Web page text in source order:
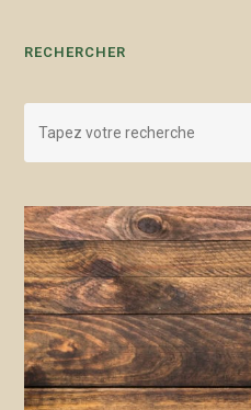
RECHERCHER